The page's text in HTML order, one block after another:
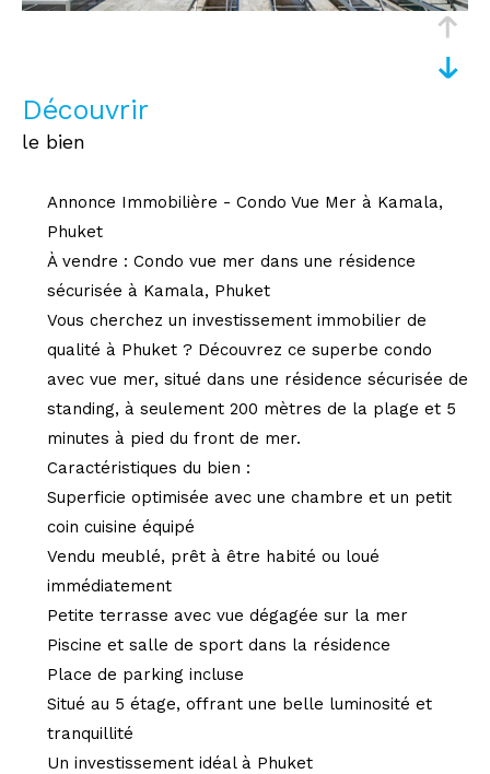
découvrir
le bien
Annonce Immobilière - Condo Vue Mer à Kamala,
Phuket
À vendre : Condo vue mer dans une résidence
sécurisée à Kamala, Phuket
Vous cherchez un investissement immobilier de
qualité à Phuket ? Découvrez ce superbe condo
avec vue mer, situé dans une résidence sécurisée de
standing, à seulement 200 mètres de la plage et 5
minutes à pied du front de mer.
Caractéristiques du bien :
Superficie optimisée avec une chambre et un petit
coin cuisine équipé
Vendu meublé, prêt à être habité ou loué
immédiatement
Petite terrasse avec vue dégagée sur la mer
Piscine et salle de sport dans la résidence
Place de parking incluse
Situé au 5 étage, offrant une belle luminosité et
tranquillité
Un investissement idéal à Phuket